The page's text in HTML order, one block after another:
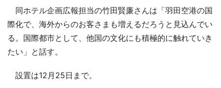
同ホテル企画広報担当の竹田賢廉さんは「羽田空港の国
際化で、海外からのお客さまも増えるだろうと見込んでい
る。国際都市として、他国の文化にも積極的に触れていき
たい」と話す。
設置は12月25日まで。